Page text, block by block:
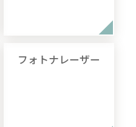
フォトナレーザー